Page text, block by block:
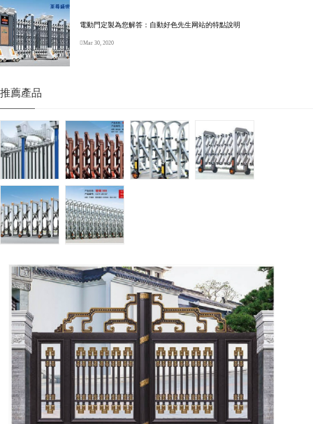
電動門定製為您解答：自動好色先生网站的特點說明
Mar 30, 2020
推薦產品